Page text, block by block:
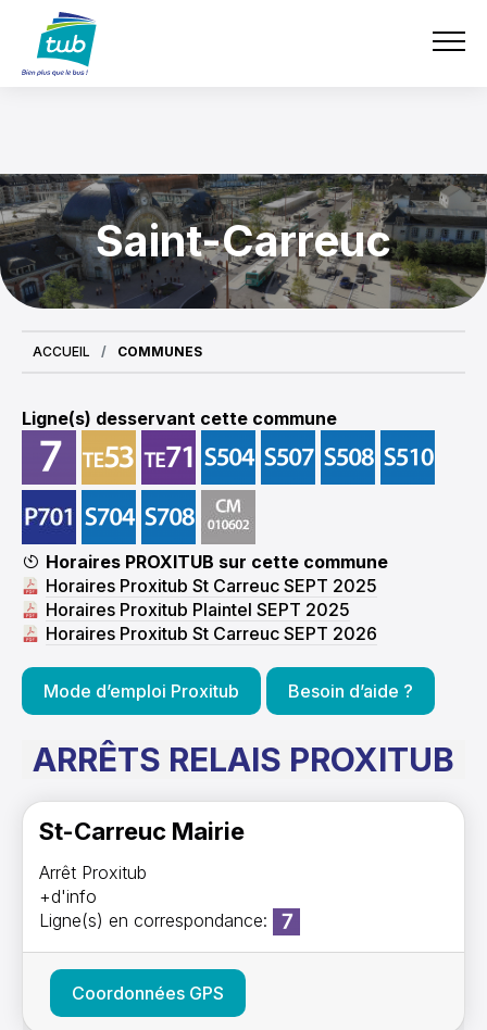
contenu
TUB
Saint-Carreuc
ACCUEIL COMMUNES
Ligne(s) desservant cette commune
Horaires PROXITUB sur cette commune
Horaires Proxitub St Carreuc SEPT 2025
Horaires Proxitub Plaintel SEPT 2025
Horaires Proxitub St Carreuc SEPT 2026
Mode d’emploi Proxitub Besoin d’aide ?
ARRÊTS RELAIS PROXITUB
St-Carreuc Mairie
Arrêt Proxitub
+d'info
Ligne(s) en correspondance:
Coordonnées GPS